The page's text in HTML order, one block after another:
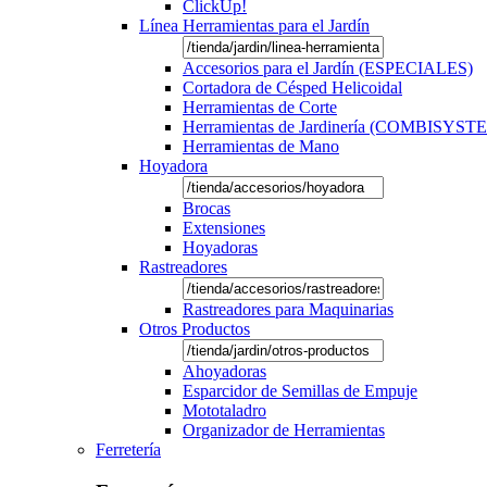
ClickUp!
Línea Herramientas para el Jardín
Accesorios para el Jardín (ESPECIALES)
Cortadora de Césped Helicoidal
Herramientas de Corte
Herramientas de Jardinería
Herramientas de Mano
Hoyadora
Brocas
Extensiones
Hoyadoras
Rastreadores
Rastreadores para Maquinarias
Otros Productos
Ahoyadoras
Esparcidor de Semillas de Empuje
Mototaladro
Organizador de Herramientas
Ferretería